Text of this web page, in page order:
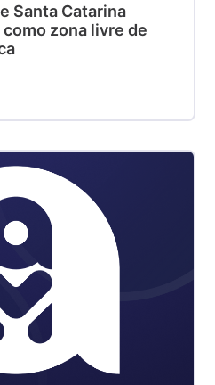
Santa Catarina
zona livre de